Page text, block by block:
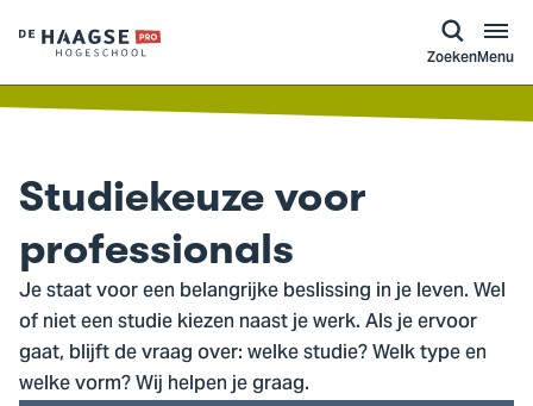
Logo
van
De
Hogeschool,
ga
naar
de
homepagina
ZoekenMenu
Studiekeuze voor
professionals
Je staat voor een belangrijke beslissing in je leven. Wel
of niet een studie kiezen naast je werk. Als je ervoor
gaat, blijft de vraag over: welke studie? Welk type en
welke vorm? Wij helpen je graag.